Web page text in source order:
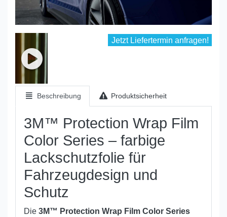
Jetzt Liefertermin anfragen!
Beschreibung Produktsicherheit
3M™ Protection Wrap Film
Color Series – farbige
Lackschutzfolie für
Fahrzeugdesign und
Schutz
Die 3M™ Protection Wrap Film Color Series